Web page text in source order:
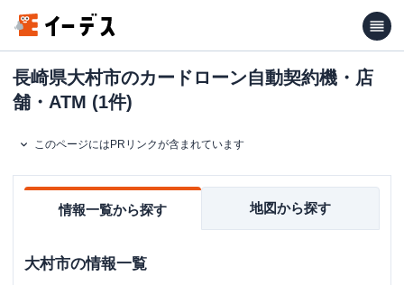
長崎県大村市のカードローン自動契約機・店
舗・ATM (1件)
このページにはPRリンクが含まれています
情報一覧から探す 地図から探す
大村市の情報一覧